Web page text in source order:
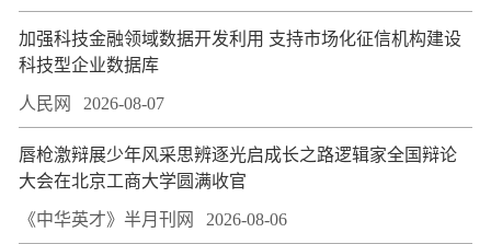
加强科技金融领域数据开发利用 支持市场化征信机构建设
科技型企业数据库
人民网 2026-08-07
唇枪激辩展少年风采思辨逐光启成长之路逻辑家全国辩论
大会在北京工商大学圆满收官
《中华英才》半月刊网 2026-08-06